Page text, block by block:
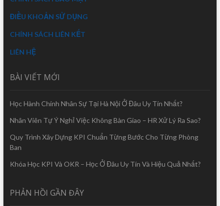
ĐIỀU KHOẢN SỬ DỤNG
CHÍNH SÁCH LIÊN KẾT
LIÊN HỆ
BÀI VIẾT MỚI
Học Hành Chính Nhân Sự Tại Hà Nội Ở Đâu Uy Tín Nhất?
Nhân Viên Tự Ý Nghỉ Việc Không Bàn Giao – HR Xử Lý Ra Sao?
Quy Trình Xây Dựng KPI Chuẩn Từng Bước Cho Từng Phòng
Ban
Khóa Học KPI Và OKR – Học Ở Đâu Uy Tín Và Hiệu Quả Nhất?
PHẢN HỒI GẦN ĐÂY